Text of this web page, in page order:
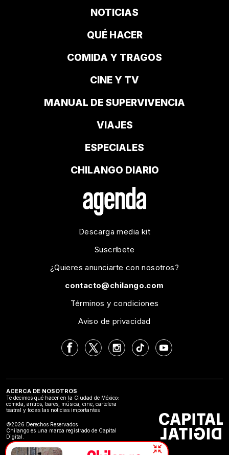
NOTICIAS
QUÉ HACER
COMIDA Y TRAGOS
CINE Y TV
MANUAL DE SUPERVIVENCIA
VIAJES
ESPECIALES
CHILANGO DIARIO
Descarga media kit
Suscríbete
¿Quieres anunciarte con nosotros?
contacto@chilango.com
Términos y condiciones
Aviso de privacidad
ACERCA DE NOSOTROS
Te decimos qué hacer en la Ciudad de México:
comida, antros, bares, música, cine, cartelera
teatral y todas las noticias importantes
©2026 Derechos Reservados
Chilango es una marca registrado de Capital
Digital.